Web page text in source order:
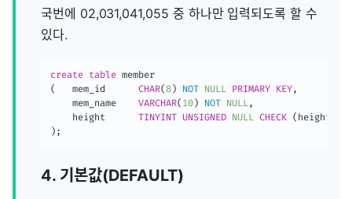
국번에 02,031,041,055 중 하나만 입력되도록 할 수
있다.
create table
(
CHAR(8 ) NOT NULL PRIMARY KEY,
VARCHAR( 10 ) NOT NULL,
TINYINT UNSIGNED NULL CHECK ( height
) ;
4. 기본값(DEFAULT)